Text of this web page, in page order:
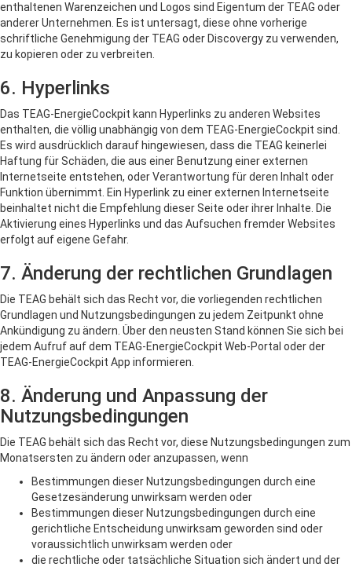
enthaltenen Warenzeichen und Logos sind Eigentum der TEAG oder
anderer Unternehmen. Es ist untersagt, diese ohne vorherige
schriftliche Genehmigung der TEAG oder Discovergy zu verwenden,
zu kopieren oder zu verbreiten.
6. Hyperlinks
Das TEAG-EnergieCockpit kann Hyperlinks zu anderen Websites
enthalten, die völlig unabhängig von dem TEAG-EnergieCockpit sind.
Es wird ausdrücklich darauf hingewiesen, dass die TEAG keinerlei
Haftung für Schäden, die aus einer Benutzung einer externen
Internetseite entstehen, oder Verantwortung für deren Inhalt oder
Funktion übernimmt. Ein Hyperlink zu einer externen Internetseite
beinhaltet nicht die Empfehlung dieser Seite oder ihrer Inhalte. Die
Aktivierung eines Hyperlinks und das Aufsuchen fremder Websites
erfolgt auf eigene Gefahr.
7. Änderung der rechtlichen Grundlagen
Die TEAG behält sich das Recht vor, die vorliegenden rechtlichen
Grundlagen und Nutzungsbedingungen zu jedem Zeitpunkt ohne
Ankündigung zu ändern. Über den neusten Stand können Sie sich bei
jedem Aufruf auf dem TEAG-EnergieCockpit Web-Portal oder der
TEAG-EnergieCockpit App informieren.
8. Änderung und Anpassung der
Nutzungsbedingungen
Die TEAG behält sich das Recht vor, diese Nutzungsbedingungen zum
Monatsersten zu ändern oder anzupassen, wenn
Bestimmungen dieser Nutzungsbedingungen durch eine
Gesetzesänderung unwirksam werden oder
Bestimmungen dieser Nutzungsbedingungen durch eine
gerichtliche Entscheidung unwirksam geworden sind oder
voraussichtlich unwirksam werden oder
die rechtliche oder tatsächliche Situation sich ändert und der